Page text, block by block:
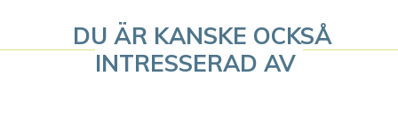
e
DU ÄR KANSKE OCKSÅ
INTRESSERAD AV